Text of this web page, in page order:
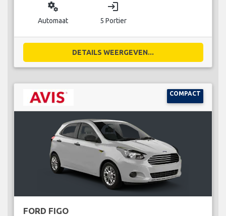
miscellaneous_services
Automaat
login
5 Portier
DETAILS WEERGEVEN...
COMPACT
FORD FIGO